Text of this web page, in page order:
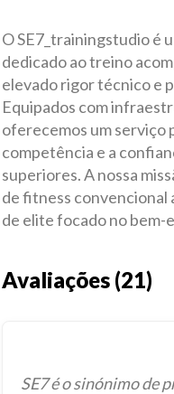
O SE7_trainingstudio é
dedicado ao treino
elevado rigor técnico e
Equipados com
oferecemos um serviço
competência e a
superiores. A nossa
de fitness convencional
de elite focado no bem-
Avaliações (21)
SE7 é o sinónimo de